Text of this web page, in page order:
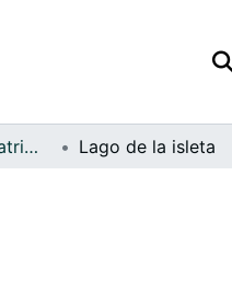
APFFVC - Fauna - Patrimonial Lago de la isleta